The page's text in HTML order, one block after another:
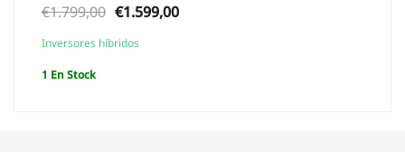
€1.799,00 El
precio
€1.599,00El
Inversores híbridos
1 En Stock